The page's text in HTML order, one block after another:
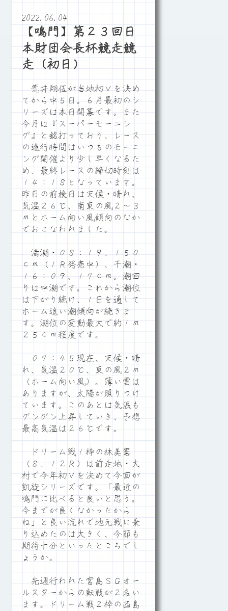
2022.06.04
【鳴門】第２３回日
本財団会長杯競走競
走（初日）
荒井翔伍が当地初Ｖを決め
てから中５日。６月最初のシ
リーズは本日開幕です。また
今月は『スーパーモーニン
グ』と銘打っており、レース
の進行時間はいつものモーニ
ング開催より少し早くなるた
め、最終レースの締切時刻は
１４：１８となっています。
昨日の前検日は天候・晴れ、
気温２６℃、南東の風２～３
ｍとホーム向い風傾向のなか
でおこなわれました。
満潮・０８：１９、１５０
ｃｍ（１Ｒ発売中）、干潮・
１６：０９、１７ｃｍ。潮回
りは中潮です。これから潮位
は下がり続け、１日を通して
ホーム追い潮傾向が続きま
す。潮位の変動最大で約１ｍ
２５ｃｍ程度です。
０７：４５現在、天候・晴
れ、気温２０℃、東の風２ｍ
（ホーム向い風）。薄い雲は
ありますが、太陽が照りつけ
ています。このあとは気温も
グングン上昇していき、予想
最高気温は２６℃です。
ドリーム戦１枠の林美憲
（８、１２Ｒ）は前走地・大
村で今年初Ｖを決めて今回が
凱旋シリーズです。「最近の
鳴門に比べると良いと思う。
今までが良くなかったから
ね」と良い流れで地元戦に乗
り込めたのは大きく、今節も
期待十分といったところでし
ょうか。
先週行われた宮島ＳＧオー
ルスターからの転戦が２名い
ます。ドリーム戦２枠の西島